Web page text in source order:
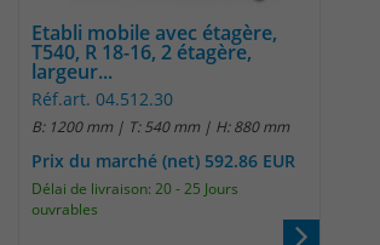
Etabli mobile avec étagère,
T540, R 18-16, 2 étagère,
largeur...
Réf.art. 04.512.30
B: 1200 mm | T: 540 mm | H: 880 mm
Prix du marché (net) 592.86 EUR
Délai de livraison: 20 - 25 Jours
ouvrables
auf unserem Server
sind damit externen
Name _pk_ref
Anbieter